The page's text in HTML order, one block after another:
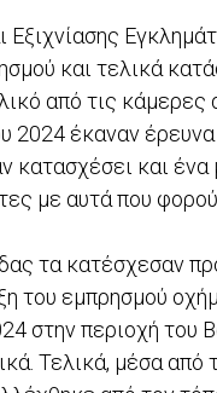
Εξιχνίασης
και τελικά
από τις
έκαναν έρευνα
κατασχέσει και
με αυτά που
τα κατέσχεσαν
του εμπρησμού
στην περιοχή του
Τελικά, μέσα από